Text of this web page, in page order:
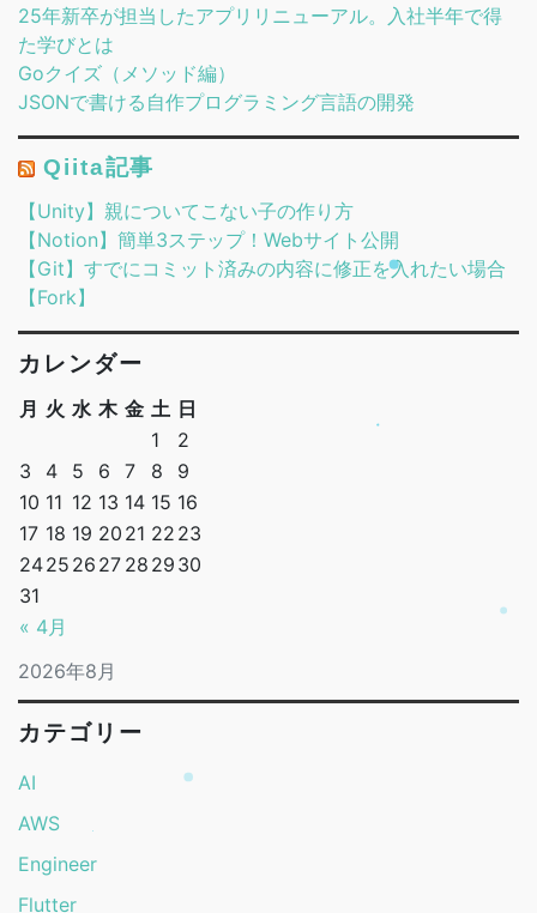
25年新卒が担当したアプリリニューアル。入社半年で得
た学びとは
Goクイズ（メソッド編）
JSONで書ける自作プログラミング言語の開発
Qiita記事
【Unity】親についてこない子の作り方
【Notion】簡単3ステップ！Webサイト公開
【Git】すでにコミット済みの内容に修正を入れたい場合
【Fork】
カレンダー
2026年8月
月 火 水 木 金 土 日
« 4月
1
2
3
4 5 6 7 8
9
10 11 12 13 14 15 16
17 18 19 20 21 22 23
2425 26 27 28 29 30
31
カテゴリー
AI
AWS
Engineer
Flutter